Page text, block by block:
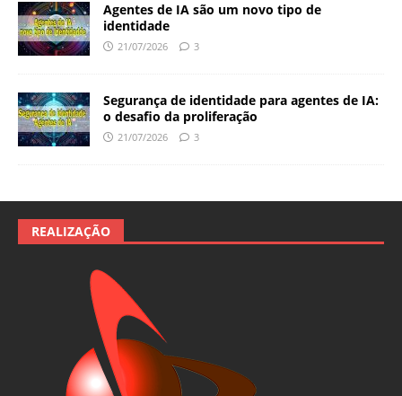
Agentes de IA são um novo tipo de
identidade
21/07/2026 3
Segurança de identidade para agentes de IA:
o desafio da proliferação
21/07/2026 3
REALIZAÇÃO